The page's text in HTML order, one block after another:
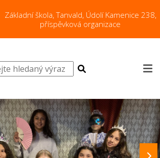
Základní škola, Tanvald, Údolí Kamenice 238,
příspěvková organizace